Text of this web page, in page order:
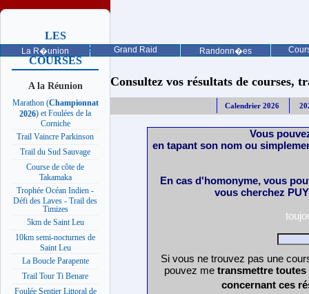
La R�union Grand Raid Randonn�es
LES
PROCHAINES
COURSES
A la Réunion
Marathon (Championnat
2026) et Foulées de la
Corniche
Trail Vaincre Parkinson
Trail du Sud Sauvage
Course de côte de
Takamaka
Trophée Océan Indien -
Défi des Laves - Trail des
Timizes
5km de Saint Leu
10km semi-nocturnes de
Saint Leu
La Boucle Parapente
Trail Tour Ti Benare
Foulée Sentier Littoral de
Consultez vos résultats de courses,
Calendrier 2026
Vous
en tapant son nom ou
En cas d'homonyme, vous
vous cherchez
Si vous ne trouvez pas une
pouvez me transmettre
concernant ces